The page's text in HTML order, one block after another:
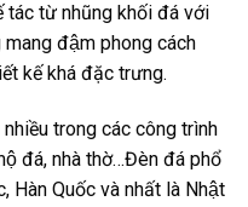
tác từ nhũng khối đá với
mang đậm phong cách
kế khá đặc trưng.
trong các công trình
đá, nhà thờ…Đèn đá phổ
Hàn Quốc và nhất là Nhật